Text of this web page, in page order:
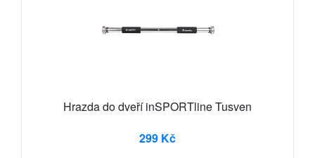
Hrazda do dveří inSPORTline Tusven
299 Kč